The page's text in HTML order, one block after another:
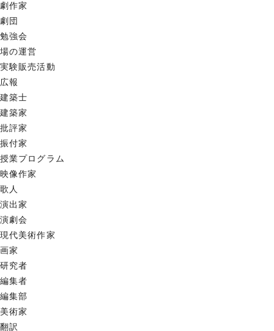
劇作家
劇団
勉強会
場の運営
実験販売活動
広報
建築士
建築家
批評家
振付家
授業プログラム
映像作家
歌人
演出家
演劇会
現代美術作家
画家
研究者
編集者
編集部
美術家
翻訳